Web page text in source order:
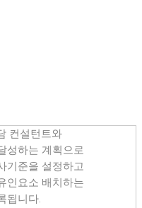
컨설턴트와
성하는 계획으로
기준을 설정하고
인요소 배치하는
됩니다.